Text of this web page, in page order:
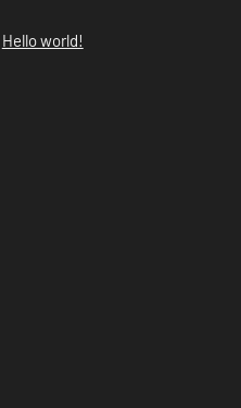
Hello world!